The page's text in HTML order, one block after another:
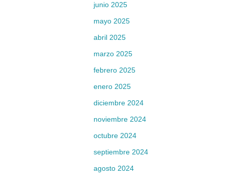
junio 2025
mayo 2025
abril 2025
marzo 2025
febrero 2025
enero 2025
diciembre 2024
noviembre 2024
octubre 2024
septiembre 2024
agosto 2024